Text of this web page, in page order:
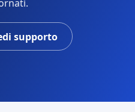
supporto